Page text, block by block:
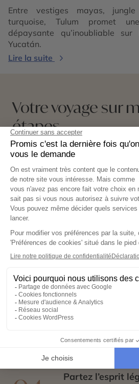
Entre vestiges mayas,
turquoise, Tulum promet
dépaysante qu’inoubliable
Yucatán.
Lire la suite
Votre voyage sur
étapes
01 Exprimez vos
Remplissez notre
laissez libre cours
voyage :
02 Co-construisez
Échangez avec un
adapté à vos
03 Réservez en
Hébergements,
chargeons de tout.
Partez l’esprit